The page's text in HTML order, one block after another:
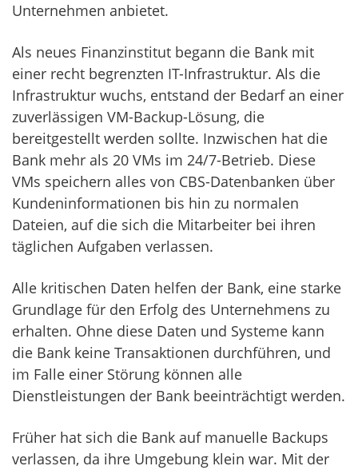
Unternehmen anbietet.
Als neues Finanzinstitut begann die Bank mit
einer recht begrenzten IT-Infrastruktur. Als die
Infrastruktur wuchs, entstand der Bedarf an einer
zuverlässigen VM-Backup-Lösung, die
bereitgestellt werden sollte. Inzwischen hat die
Bank mehr als 20 VMs im 24/7-Betrieb. Diese
VMs speichern alles von CBS-Datenbanken über
Kundeninformationen bis hin zu normalen
Dateien, auf die sich die Mitarbeiter bei ihren
täglichen Aufgaben verlassen.
Alle kritischen Daten helfen der Bank, eine starke
Grundlage für den Erfolg des Unternehmens zu
erhalten. Ohne diese Daten und Systeme kann
die Bank keine Transaktionen durchführen, und
im Falle einer Störung können alle
Dienstleistungen der Bank beeinträchtigt werden.
Früher hat sich die Bank auf manuelle Backups
verlassen, da ihre Umgebung klein war. Mit der